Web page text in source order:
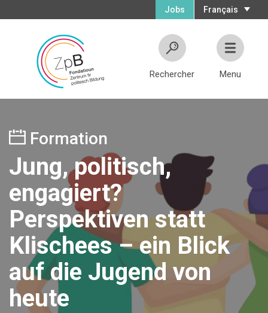
Français
Jobs
Rechercher Menu
Formation
Jung, politisch,
engagiert?
Perspektiven statt
Klischees – ein Blick
auf die Jugend von
heute